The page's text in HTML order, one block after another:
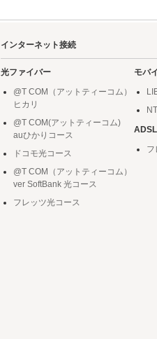
インターネット接続
光ファイバー
@T COM（アットティーコム）
ヒカリ
@T COM(アットティーコム)
auひかりコース
ドコモ光コース
@T COM（アットティーコム）
ver SoftBank 光コース
フレッツ光コース
モバ
ADSL
フ